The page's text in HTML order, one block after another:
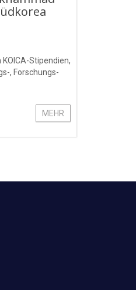
Stipendien,
, Forschungs-
MEHR